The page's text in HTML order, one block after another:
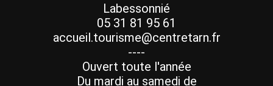
Labessonnié
05 31 81 95 61
accueil.tourisme@centretarn.fr
----
Ouvert toute l'année
Du mardi au samedi de